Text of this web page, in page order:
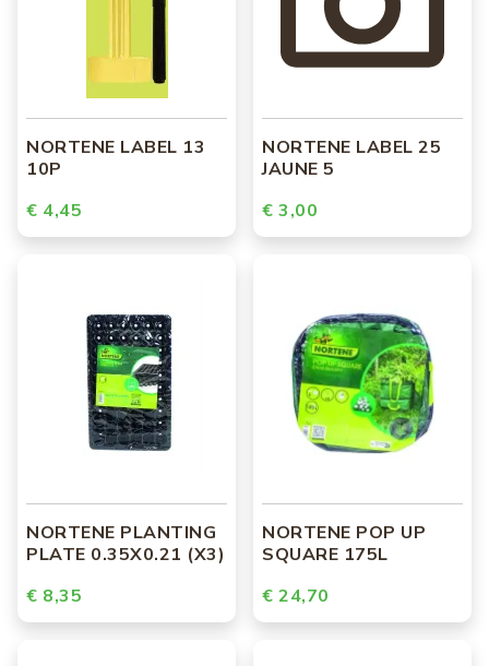
NORTENE LABEL 13
10P
€ 4,45
NORTENE LABEL 25
JAUNE 5
€ 3,00
NORTENE PLANTING
PLATE 0.35X0.21 (X3)
€ 8,35
NORTENE POP UP
SQUARE 175L
€ 24,70